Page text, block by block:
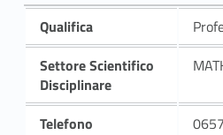
Qualifica
Settore Scientifico
Disciplinare
Telefono